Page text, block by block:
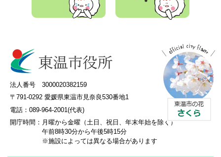
法人番号 3000020382159
〒791-0292 愛媛県東温市見奈良530番地1
電話：089-964-2001(代表)
開庁時間： 月曜から金曜（土日、祝日、年末年始を除く）
午前8時30分から午後5時15分
※施設によっては異なる場合があります